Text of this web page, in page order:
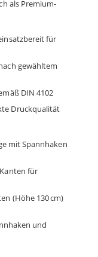
als Premium-
für
gewähltem
DIN 4102
Druckqualität
mit Spannhaken
für
(Höhe 130 cm)
und